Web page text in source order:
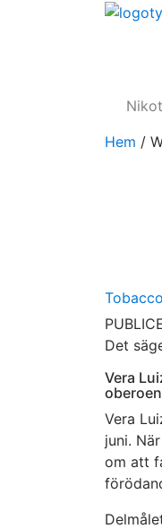
Hem /
Det
Vera
Vera
juni.
om att